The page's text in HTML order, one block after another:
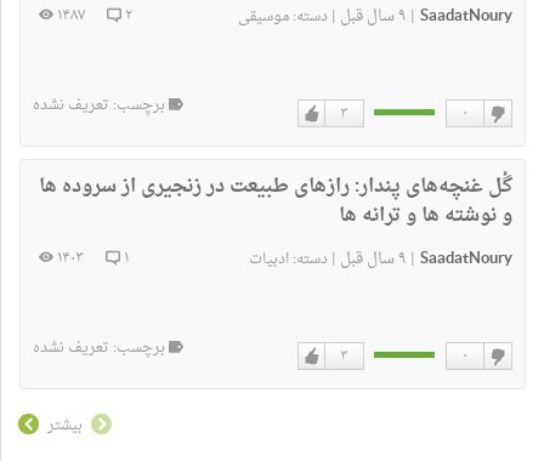
SaadatNoury
| ۹ سال قبل | دسته:موسیقی ۲ ۱۴۸۷
۳ ۰
نداشتن
برچسب: تعریف نشده
گٔل غنچه‌های پندار:رازهای طبیعت در زنجیری از سروده ها
و نوشته ها و ترانه ها
SaadatNoury
| ۹ سال قبل | دسته:ادبیات ۱ ۱۴۰۳
۳ ۰ برچسب: تعریف نشده
بیشتر